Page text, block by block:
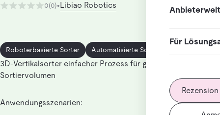
Anbieterwelt
Für
0(0)•Libiao Robotics
Roboterbasierte Sorter Automatisierte Sortierwände
3D-Vertikalsorter einfacher Prozess für großes
Sortiervolumen
Anwendungsszenarien: